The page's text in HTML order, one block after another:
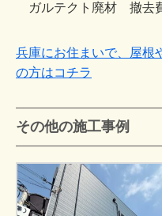
ガルテクト廃材 撤去
兵庫にお住まいで、屋根
の方はコチラ
その他の施工事例